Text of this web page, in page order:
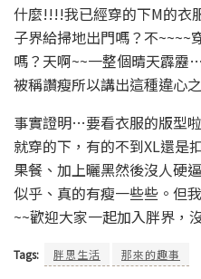
什麼!!!!我已經穿的下M的衣
子界給掃地出門嗎？不~~~~
嗎？天啊~~一整個晴天霹靂
被稱讚瘦所以講出這種違心
事實證明…要看衣服的版型
就穿的下，有的不到XL還是
果餐、加上曬黑然後沒人硬
似乎、真的有瘦一些些。但
~~歡迎大家一起加入胖界，
Tags: 胖思生活 那來的趣事